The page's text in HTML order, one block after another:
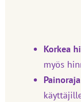
Korkea
myös